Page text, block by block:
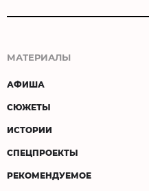
МАТЕРИАЛЫ
АФИША
СЮЖЕТЫ
ИСТОРИИ
СПЕЦПРОЕКТЫ
РЕКОМЕНДУЕМОЕ